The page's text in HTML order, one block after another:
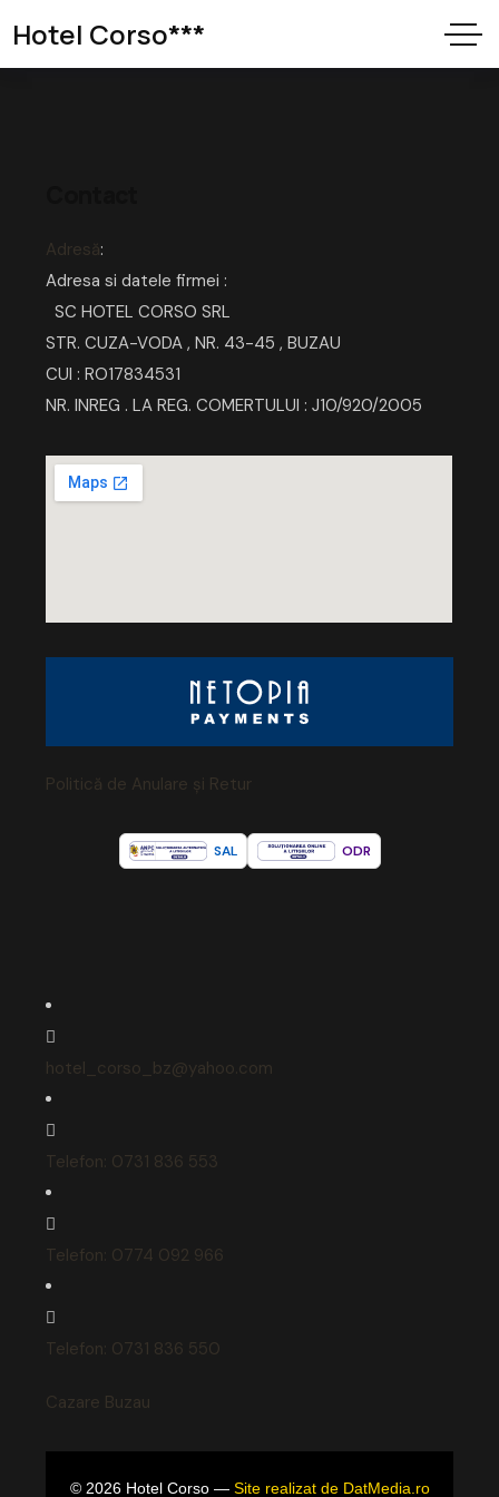
Hotel Corso***
hotel_corso_bz@yahoo.com
Telefon: 0731 836 553
Telefon: 0774 092 966
Telefon: 0731 836 550
Cazare Buzau
Politică de Anulare și Retur
SAL ODR
Adresă:
Adresa si datele firmei :
SC HOTEL CORSO SRL
STR. CUZA-VODA , NR. 43-45 , BUZAU
CUI : RO17834531
NR. INREG . LA REG. COMERTULUI : J10/920/2005
© 2026Hotel Corso — Site realizat de DatMedia.ro